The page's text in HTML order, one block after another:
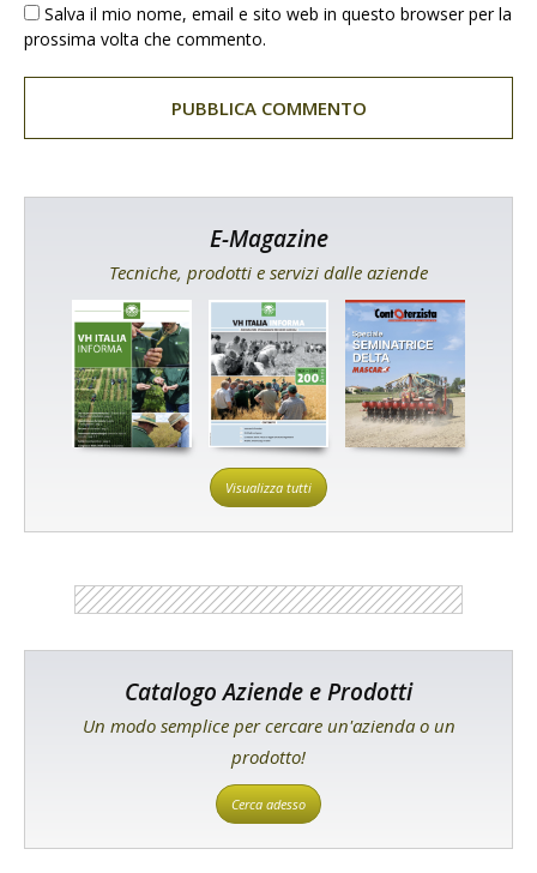
Salva il mio nome, email e sito web in questo browser per la
prossima volta che commento.
E-Magazine
Tecniche, prodotti e servizi dalle aziende
Visualizza tutti
Catalogo Aziende e Prodotti
Un modo semplice per cercare un'azienda o un
prodotto!
Cerca adesso